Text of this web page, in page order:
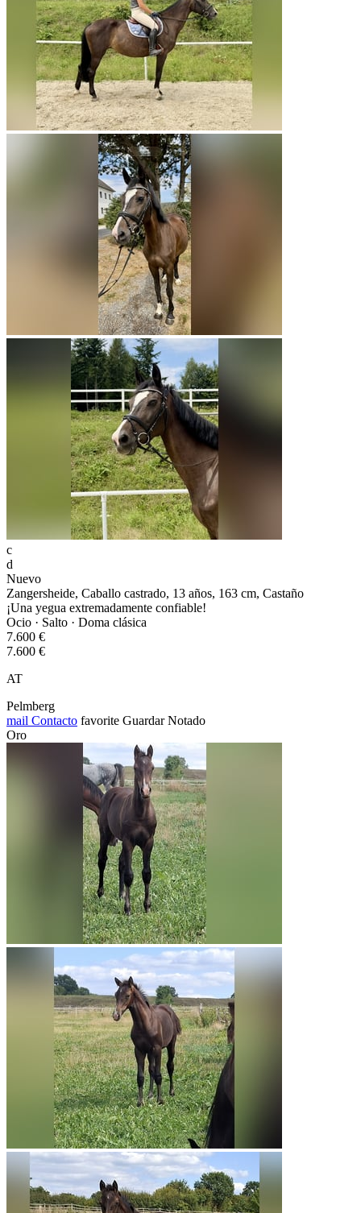
c
d
Nuevo
Zangersheide, Caballo castrado, 13 años, 163 cm, Castaño
¡Una yegua extremadamente confiable!
Ocio · Salto · Doma clásica
7.600 €
7.600 €
AT
Pelmberg
mail Contacto favorite Guardar Notado
Oro